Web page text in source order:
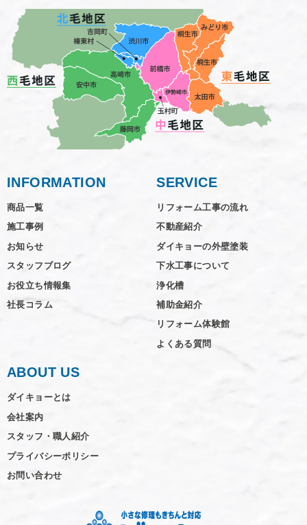
INFORMATION
商品一覧
施工事例
お知らせ
スタッフブログ
お役立ち情報集
社長コラム
SERVICE
リフォーム工事の流れ
不動産紹介
ダイキョーの外壁塗装
下水工事について
浄化槽
補助金紹介
リフォーム体験館
よくある質問
ABOUT US
ダイキョーとは
会社案内
スタッフ・職人紹介
プライバシーポリシー
お問い合わせ